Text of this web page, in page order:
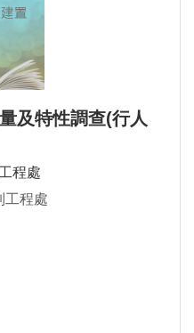
及特性調查(行人
程處
工程處